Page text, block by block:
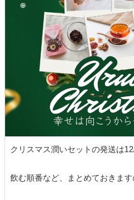
クリスマス潤いセットの発送は
飲む順番など、まとめておきま